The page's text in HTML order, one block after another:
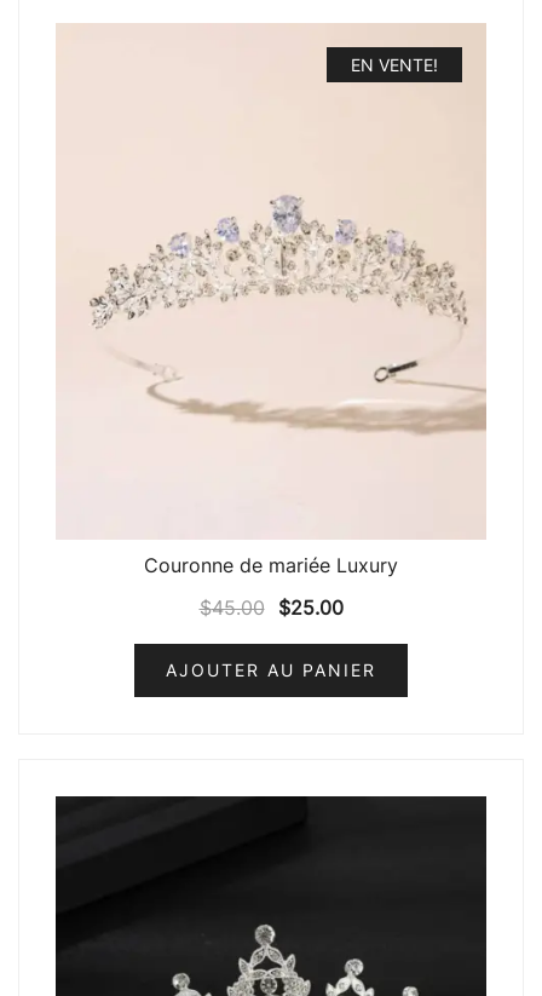
EN VENTE!
Couronne de mariée Luxury
$45.00 $25.00
AJOUTER AU PANIER